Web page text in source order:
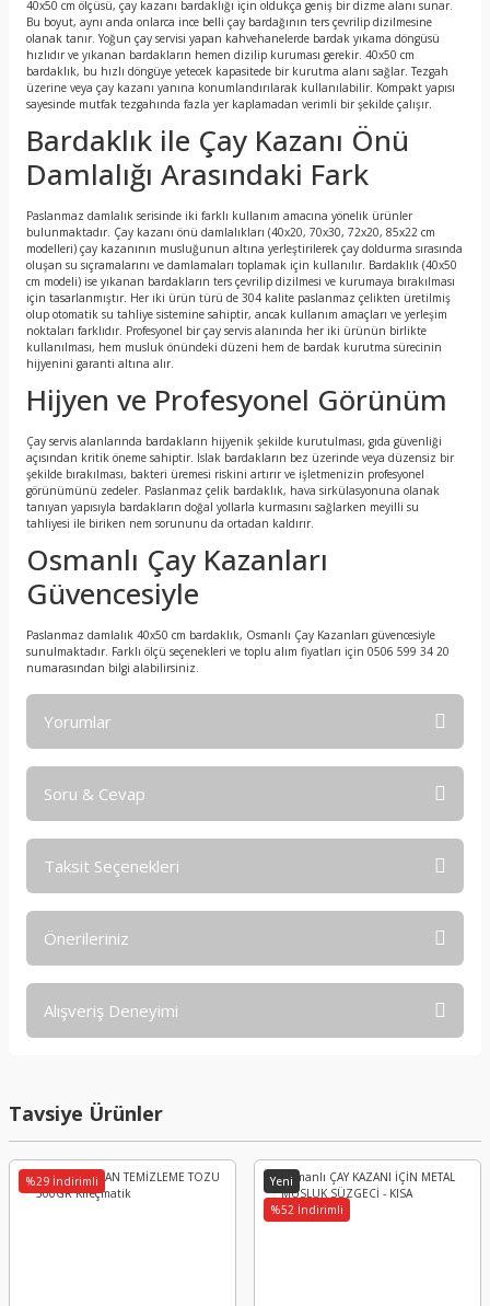
40x50 cm ölçüsü, çay kazanı bardaklığı için oldukça geniş bir dizme alanı sunar.
Bu boyut, aynı anda onlarca ince belli çay bardağının ters çevrilip dizilmesine
olanak tanır. Yoğun çay servisi yapan kahvehanelerde bardak yıkama döngüsü
hızlıdır ve yıkanan bardakların hemen dizilip kuruması gerekir. 40x50 cm
bardaklık, bu hızlı döngüye yetecek kapasitede bir kurutma alanı sağlar. Tezgah
üzerine veya çay kazanı yanına konumlandırılarak kullanılabilir. Kompakt yapısı
sayesinde mutfak tezgahında fazla yer kaplamadan verimli bir şekilde çalışır.
Bardaklık ile Çay Kazanı Önü
Damlalığı Arasındaki Fark
Paslanmaz damlalık serisinde iki farklı kullanım amacına yönelik ürünler
bulunmaktadır. Çay kazanı önü damlalıkları (40x20, 70x30, 72x20, 85x22 cm
modelleri) çay kazanının musluğunun altına yerleştirilerek çay doldurma sırasında
oluşan su sıçramalarını ve damlamaları toplamak için kullanılır. Bardaklık (40x50
cm modeli) ise yıkanan bardakların ters çevrilip dizilmesi ve kurumaya bırakılması
için tasarlanmıştır. Her iki ürün türü de 304 kalite paslanmaz çelikten üretilmiş
olup otomatik su tahliye sistemine sahiptir, ancak kullanım amaçları ve yerleşim
noktaları farklıdır. Profesyonel bir çay servis alanında her iki ürünün birlikte
kullanılması, hem musluk önündeki düzeni hem de bardak kurutma sürecinin
hijyenini garanti altına alır.
Hijyen ve Profesyonel Görünüm
Çay servis alanlarında bardakların hijyenik şekilde kurutulması, gıda güvenliği
açısından kritik öneme sahiptir. Islak bardakların bez üzerinde veya düzensiz bir
şekilde bırakılması, bakteri üremesi riskini artırır ve işletmenizin profesyonel
görünümünü zedeler. Paslanmaz çelik bardaklık, hava sirkülasyonuna olanak
tanıyan yapısıyla bardakların doğal yollarla kurmasını sağlarken meyilli su
tahliyesi ile biriken nem sorununu da ortadan kaldırır.
Osmanlı Çay Kazanları
Güvencesiyle
Paslanmaz damlalık 40x50 cm bardaklık, Osmanlı Çay Kazanları güvencesiyle
sunulmaktadır. Farklı ölçü seçenekleri ve toplu alım fiyatları için 0506 599 34 20
numarasından bilgi alabilirsiniz.
Yorumlar
Soru & Cevap
Ürün hakkında henüz soru sorulmamış.
Taksit Seçenekleri
Önerileriniz
Bu ürünün fiyat bilgisi, resim, ürün açıklamalarında ve diğer
konularda yetersiz gördüğünüz noktaları öneri formunu
kullanarak tarafımıza iletebilirsiniz.
Ürün resmi kalitesiz, bozuk veya görüntülenemiyor.
Ürün açıklamasında eksik bilgiler bulunuyor.
Ürün bilgilerinde hatalar bulunuyor.
Ürün fiyatı diğer sitelerden daha pahalı.
Alışveriş Deneyimi
Deneyimini Paylaş
Tavsiye Ürünler
%29 İndirimli
Yeni
%52 İndirimli